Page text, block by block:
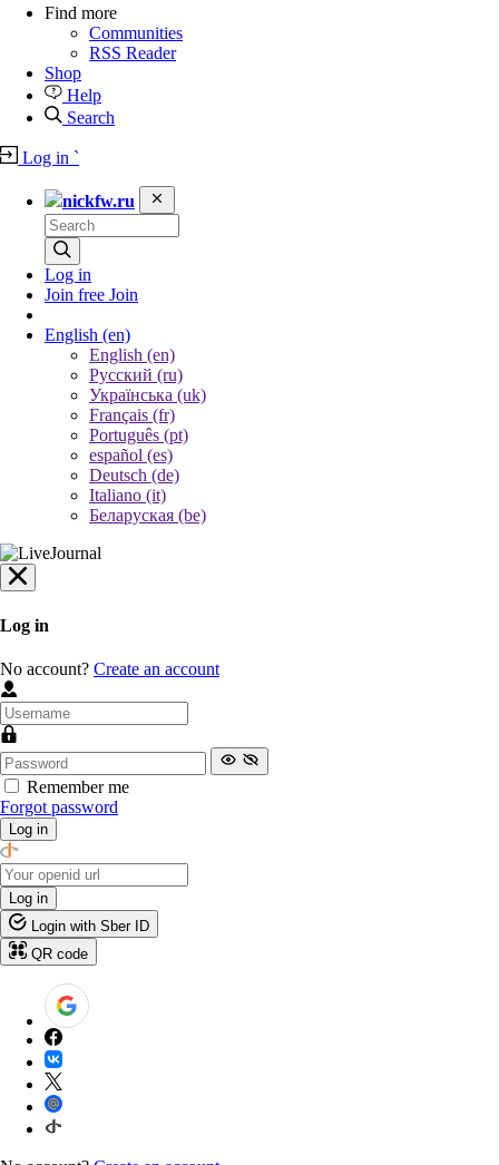
Find more
Communities
RSS Reader
Shop
Help
Search
Log in `
nickfw.ru
Log in
Join free Join
English (en)
English (en)
Русский (ru)
Українська (uk)
Français (fr)
Português (pt)
español (es)
Deutsch (de)
Italiano (it)
Беларуская (be)
Log in
No account? Create an account
Remember me
Forgot password
Log in
Log in
Login with Sber ID
QR code